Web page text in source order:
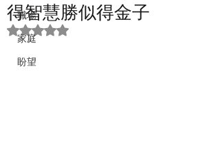
職場
家庭
盼望
得智慧勝似得金子
評等為 NaN（最高為 5 顆星）。